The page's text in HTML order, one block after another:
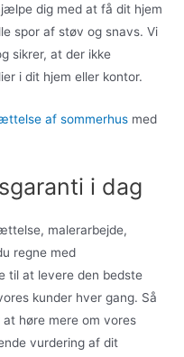
dig med at få dit hjem
spor af støv og snavs. Vi
sikrer, at der ikke
i dit hjem eller kontor.
af sommerhus med
i dag
malerarbejde,
regne med
til at levere den bedste
kunder hver gang. Så
høre mere om vores
vurdering af dit